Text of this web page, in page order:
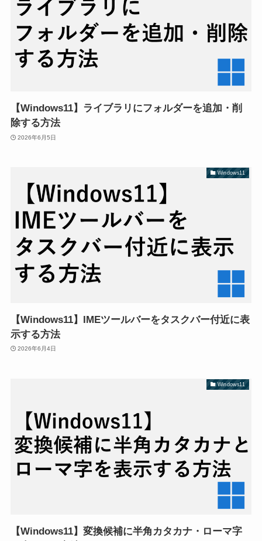
【Windows11】ライブラリにフォルダーを追加・削
除する方法
2026年6月5日
Windows11
【Windows11】IMEツールバーをタスクバー付近に表
示する方法
2026年6月4日
Windows11
【Windows11】変換候補に半角カタカナ・ローマ字